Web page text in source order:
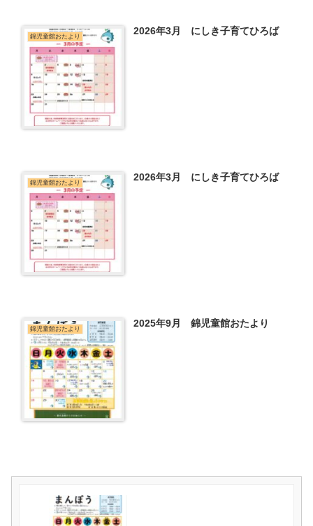
錦児童館おたより 2026年3月 にしき子育てひろば
錦児童館おたより 2026年3月 にしき子育てひろば
錦児童館おたより 2025年9月 錦児童館おたより